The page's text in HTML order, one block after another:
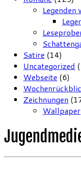
Legenden
Satire (14)
Uncategorized
Webseite (6)
Zeichnungen
Wallpaper